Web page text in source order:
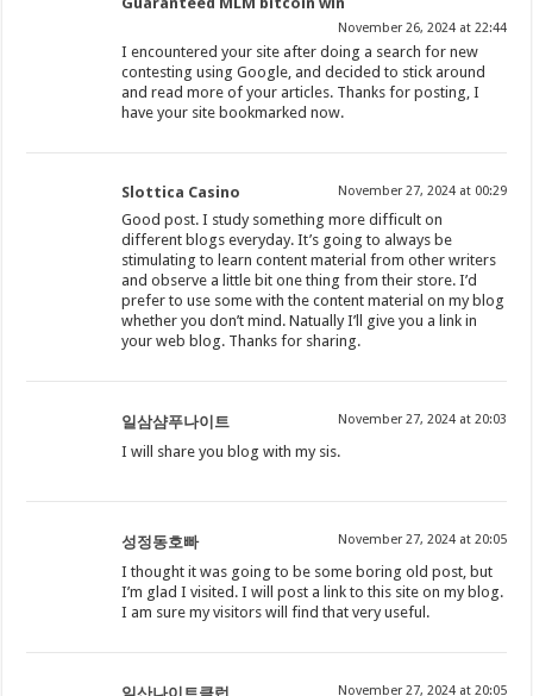
November 26, 2024 at 22:44
I encountered your site after doing a search for new
contesting using Google, and decided to stick around
and read more of your articles. Thanks for posting, I
have your site bookmarked now.
Slottica Casino November 27, 2024 at 00:29
Good post. I study something more difficult on
different blogs everyday. It’s going to always be
stimulating to learn content material from other writers
and observe a little bit one thing from their store. I’d
prefer to use some with the content material on my blog
whether you don’t mind. Natually I’ll give you a link in
your web blog. Thanks for sharing.
일삼샴푸나이트 November 27, 2024 at 20:03
I will share you blog with my sis.
성정동호빠 November 27, 2024 at 20:05
I thought it was going to be some boring old post, but
I’m glad I visited. I will post a link to this site on my blog.
I am sure my visitors will find that very useful.
November 27, 2024 at 20:05